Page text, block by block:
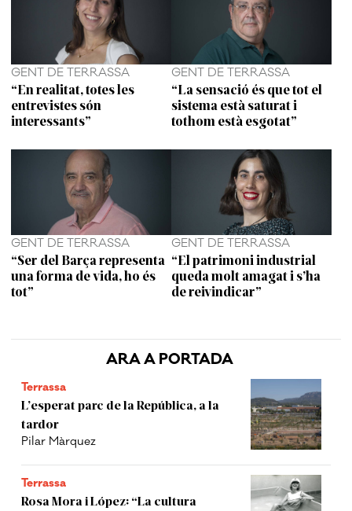
ARA A PORTADA
Terrassa
L’esperat parc de la República, a la
tardor
Pilar Màrquez
Terrassa
Rosa Mora i López: “La cultura
GENT DE TERRASSA
“En realitat, totes les
entrevistes són
interessants”
GENT DE TERRASSA
“La sensació és que tot el
sistema està saturat i
tothom està esgotat”
GENT DE TERRASSA
“Ser del Barça representa
una forma de vida, ho és
tot”
GENT DE TERRASSA
“El patrimoni industrial
queda molt amagat i s’ha
de reivindicar”